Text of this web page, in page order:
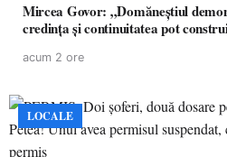
Mircea Govor: „Domăneștiul
credința și continuitatea pot
acum 2 ore
LOCALE